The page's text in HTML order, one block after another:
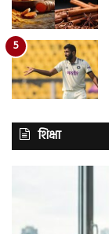
शिक्षा